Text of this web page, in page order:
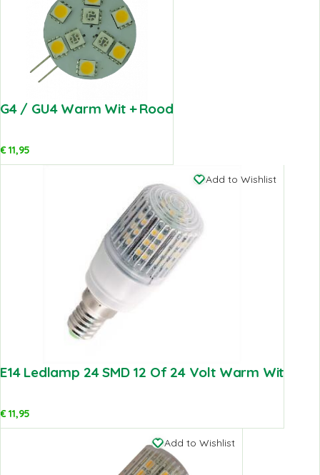
G4 / GU4 Warm Wit + Rood
€11,95
Add to Wishlist
E14 Ledlamp 24 SMD 12 Of 24 Volt Warm Wit
€11,95
Add to Wishlist